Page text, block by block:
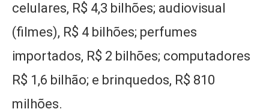
celulares, R$ 4,3 bilhões; audiovisual
(filmes), R$ 4 bilhões; perfumes
importados, R$ 2 bilhões; computadores
R$ 1,6 bilhão; e brinquedos, R$ 810
milhões.